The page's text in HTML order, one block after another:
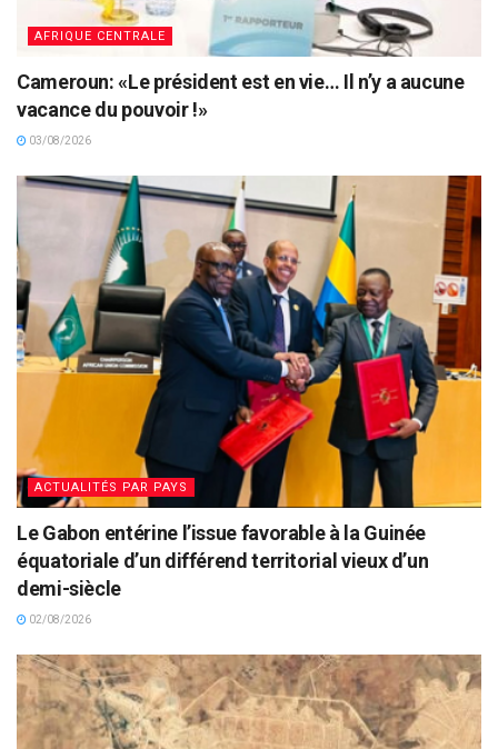
AFRIQUE CENTRALE
Cameroun: «Le président est en vie… Il n’y a aucune
vacance du pouvoir !»
03/08/2026
ACTUALITÉS PAR PAYS
Le Gabon entérine l’issue favorable à la Guinée
équatoriale d’un différend territorial vieux d’un
demi-siècle
02/08/2026